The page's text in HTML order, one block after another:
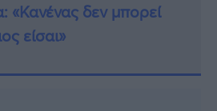
«Κανένας δεν μπορεί
είσαι»